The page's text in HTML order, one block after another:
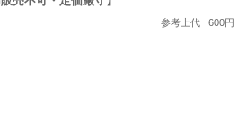
参考上代 600円